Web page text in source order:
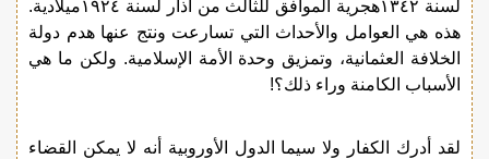
لسنة ١٣٤٢هجرية الموافق للثالث من آذار لسنة ١٩٢٤ميلادية.
هذه هي العوامل والأحداث التي تسارعت ونتج عنها هدم دولة
الخلافة العثمانية، وتمزيق وحدة الأمة الإسلامية. ولكن ما هي
الأسباب الكامنة وراء ذلك؟!
لقد أدرك الكفار ولا سيما الدول الأوروبية أنه لا يمكن القضاء